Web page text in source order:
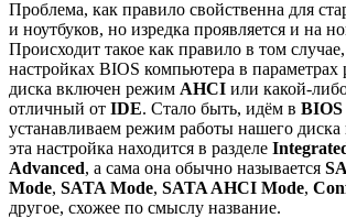
Проблема, как правило свойственна для
и ноутбуков, но изредка проявляется и на
Происходит такое как правило в том
настройках BIOS компьютера в параметрах
диска включен режим AHCI или какой-
отличный от IDE. Стало быть, идём в BIOS
устанавливаем режим работы нашего
эта настройка находится в разделе
Advanced, а сама она обычно называется
Mode, SATA Mode, SATA AHCI Mode,
другое, схожее по смыслу название.